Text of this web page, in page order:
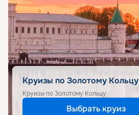
Круизы по Золотому Кольцу
Круизы по Золотому Кольцу
Выбрать круиз